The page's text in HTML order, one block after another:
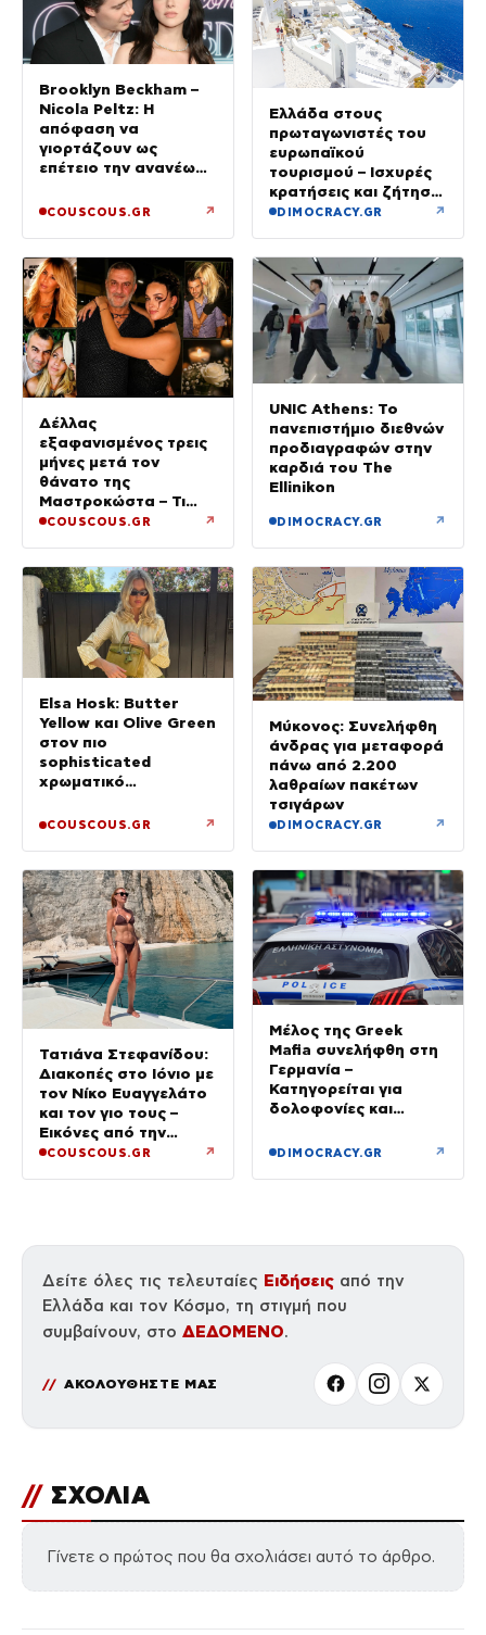
Brooklyn Beckham –
Nicola Peltz: Η
απόφαση να
γιορτάζουν ως
επέτειο την ανανέωση
«Είχε καταλήξει να
COUSCOUS.GR ↗
Ελλάδα στους
πρωταγωνιστές του
ευρωπαϊκού
τουρισμού – Ισχυρές
κρατήσεις και ζήτηση
πέρα από το
DIMOCRACY.GR ↗
Δέλλας
εξαφανισμένος τρεις
μήνες μετά τον
θάνατο της
Μαστροκώστα – Τι
ζήτησε από την κόρη
COUSCOUS.GR ↗
UNIC Athens: Το
πανεπιστήμιο διεθνών
προδιαγραφών στην
καρδιά του The
Ellinikon
DIMOCRACY.GR ↗
Elsa Hosk: Butter
Yellow και Olive Green
στον πιο
sophisticated
χρωματικό
match μοτίβα
COUSCOUS.GR ↗
Μύκονος: Συνελήφθη
άνδρας για μεταφορά
πάνω από 2.200
λαθραίων πακέτων
τσιγάρων
DIMOCRACY.GR ↗
Τατιάνα Στεφανίδου:
Διακοπές στο Ιόνιο με
τον Νίκο Ευαγγελάτο
και τον γιο τους –
Εικόνες από την
Κεφαλονιά
COUSCOUS.GR ↗
Μέλος της Greek
Mafia συνελήφθη στη
Γερμανία –
Κατηγορείται για
δολοφονίες και
DIMOCRACY.GR ↗
Δείτε όλες τις τελευταίες Ειδήσεις από την
Ελλάδα και τον Κόσμο, τη στιγμή που
συμβαίνουν, στο ΔΕΔΟΜΕΝΟ.
ΑΚΟΛΟΥΘΗΣΤΕ ΜΑΣ
// ΣΧΟΛΙΑ
Γίνετε ο πρώτος που θα σχολιάσει αυτό το άρθρο.